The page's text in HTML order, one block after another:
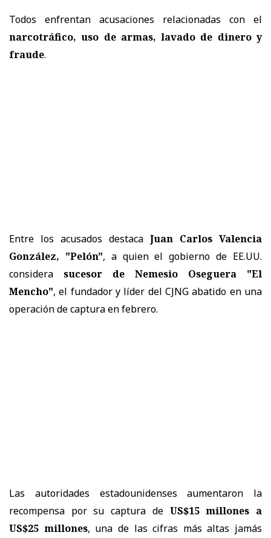
Todos enfrentan acusaciones relacionadas con el
narcotráfico, uso de armas, lavado de dinero y
fraude.
Entre los acusados destaca Juan Carlos Valencia
González, "Pelón", a quien el gobierno de EE.UU.
considera sucesor de Nemesio Oseguera "El
Mencho", el fundador y líder del CJNG abatido en una
operación de captura en febrero.
Las autoridades estadounidenses aumentaron la
recompensa por su captura de US$15 millones a
US$25 millones, una de las cifras más altas jamás